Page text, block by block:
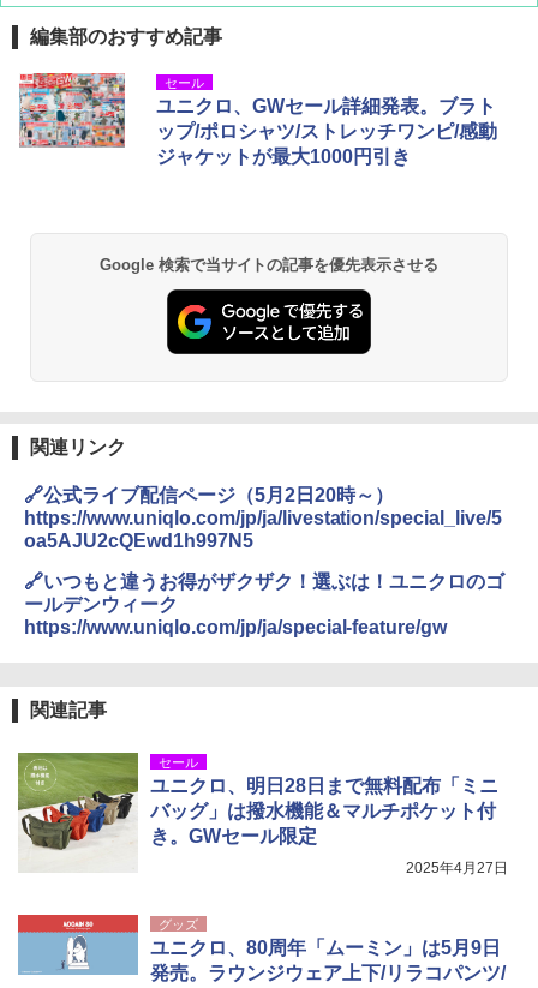
[キャンパーズコレクション 山善] ポップアッ
プテント 傘みたいに広げて畳める パッとサ
ッとサンシェード キューブ フルクローズ メ
ッシュ 簡単設置 ワンタッチテント キャンプ
&ハイキング カーキ PATC-150(KH)
PYKES PEAK (パイクスピーク) 着替えテン
ト プライバシー テント 【中が透けない】 1
人用 折りたたみ 防災グッズ 災害用トイレ ビ
ーチ ピクニック ポップアップテント 携帯 簡
易 トイレテント (ブラック)
テント ワンタッチ RENEW 幅200 2-3人用 43
500002(88859)
￥5,999
[キャンパーズコレクション 山善] 傘みたいに
広げるだけ パッとサッとテント ブラックコ
[キャンパーズコレクション 山善] 傘みたいに
広げるだけ パッとサッとテント キューブワ
ッシュ 4人用 簡単設置 ポップアップテント P
￥-
GRANDOOR ステンレス保冷剤 2個セット 2
026リニューアル 急速冷凍 空間倍増 衛生的
コンパクト 保冷力長持ち
￥2,980
BUNDOK(バンドック)ソロ ドーム 1 EX BDK
レーム ドーム型 テント
￥14,800
DEWEL パラソル 大型 ビーチ アウトドアパ
￥6,459
【日本企業販売】超強力クマ対策スプレー 30
0ml（連続噴射30秒）110ml（連続噴射15
秒）射程5～10m 安全ロック搭載 携帯収納袋
付き ヒグマ・イノシシ対策 自治体・教育機
着替えテント トイレテント 透けない【換気
通気窓付き】収納袋付き UVカット 防水 防災
編集部のおすすめ記事
セール
ユニクロ、GWセール詳細発表。ブラト
ップ/ポロシャツ/ストレッチワンピ/感動
ジャケットが最大1000円引き
Google 検索で当サイトの記事を優先表示させる
関連リンク
🔗公式ライブ配信ページ（5月2日20時～）
https://www.uniqlo.com/jp/ja/livestation/special_live/5
oa5AJU2cQEwd1h997N5
🔗いつもと違うお得がザクザク！選ぶは！ユニクロのゴ
ールデンウィーク
https://www.uniqlo.com/jp/ja/special-feature/gw
関連記事
セール
ユニクロ、明日28日まで無料配布「ミニ
バッグ」は撥水機能＆マルチポケット付
き。GWセール限定
2025年4月27日
グッズ
ユニクロ、80周年「ムーミン」は5月9日
発売。ラウンジウェア上下/リラコパンツ/